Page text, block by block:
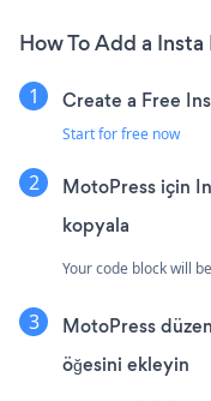
How To Add a
Create a Free
Start for free now
MotoPress için
kopyala
Your code block will
MotoPress
öğesini ekleyin